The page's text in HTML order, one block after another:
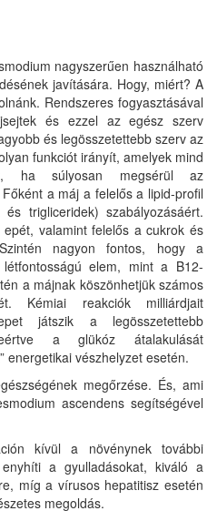
nagyszerűen használható
javítására. Hogy, miért? A
Rendszeres fogyasztásával
és ezzel az egész szerv
és legösszetettebb szerv az
funkciót irányít, amelyek mind
ha súlyosan megsérül az
a máj a felelős a lipid-profil
trigliceridek) szabályozásáért.
valamint felelős a cukrok és
nagyon fontos, hogy a
elem, mint a B12-
a májnak köszönhetjük számos
Kémiai reakciók milliárdjait
játszik a legösszetettebb
a glükóz átalakulását
energetikai vészhelyzet esetén.
megőrzése. És, ami
ascendens segítségével
kívül a növénynek további
a gyulladásokat, kiváló a
míg a vírusos hepatitisz esetén
megoldás.